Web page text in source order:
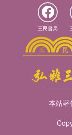
三民書局
本站著